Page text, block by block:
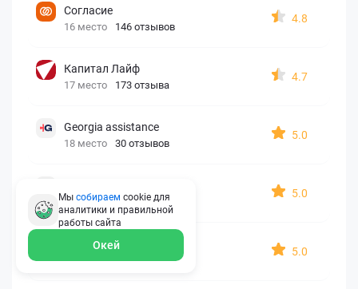
Согласие
16 место 146 отзывов
4.8
Капитал Лайф
17 место 173 отзыва
4.7
Georgia assistance
18 место 30 отзывов
5.0
19 место 10 отзывов
5.0
АйАйСи
20 место 7 отзывов
5.0
Мы собираем cookie для
аналитики и правильной
работы сайта
Окей